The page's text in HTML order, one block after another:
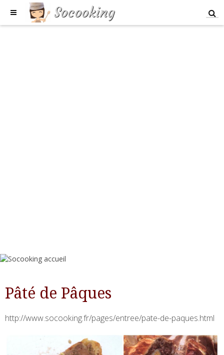
Socooking
Pâté de Pâques
http://www.socooking.fr/pages/entree/pate-de-paques.html